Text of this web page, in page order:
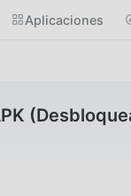
Aplicaciones